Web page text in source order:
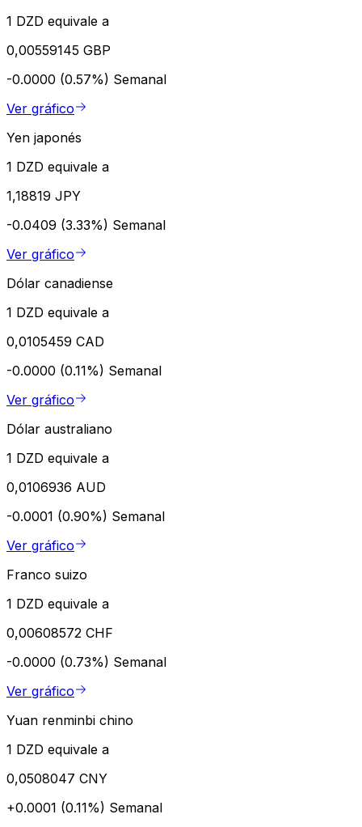
1 DZD equivale a
0,00559145 GBP
-0.0000 (0.57%) Semanal
Ver gráfico
Yen japonés
1 DZD equivale a
1,18819 JPY
-0.0409 (3.33%) Semanal
Ver gráfico
Dólar canadiense
1 DZD equivale a
0,0105459 CAD
-0.0000 (0.11%) Semanal
Ver gráfico
Dólar australiano
1 DZD equivale a
0,0106936 AUD
-0.0001 (0.90%) Semanal
Ver gráfico
Franco suizo
1 DZD equivale a
0,00608572 CHF
-0.0000 (0.73%) Semanal
Ver gráfico
Yuan renminbi chino
1 DZD equivale a
0,0508047 CNY
+0.0001 (0.11%) Semanal